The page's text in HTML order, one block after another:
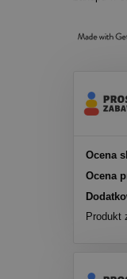
Ocena
Ocena
Produkt